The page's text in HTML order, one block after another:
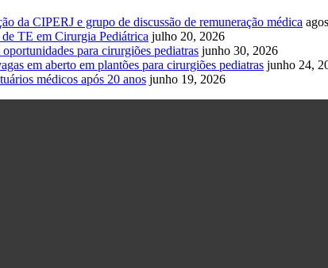
da CIPERJ e grupo de discussão de remuneração médica
TE em Cirurgia Pediátrica julho 20, 2026
para cirurgiões pediatras junho 30, 2026
em aberto em plantões para cirurgiões pediatras junho 24,
médicos após 20 anos junho 19, 2026